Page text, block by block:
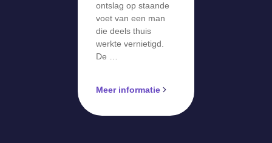
ontslag op staande
voet van een man
die deels thuis
werkte vernietigd.
De …
Meer informatie